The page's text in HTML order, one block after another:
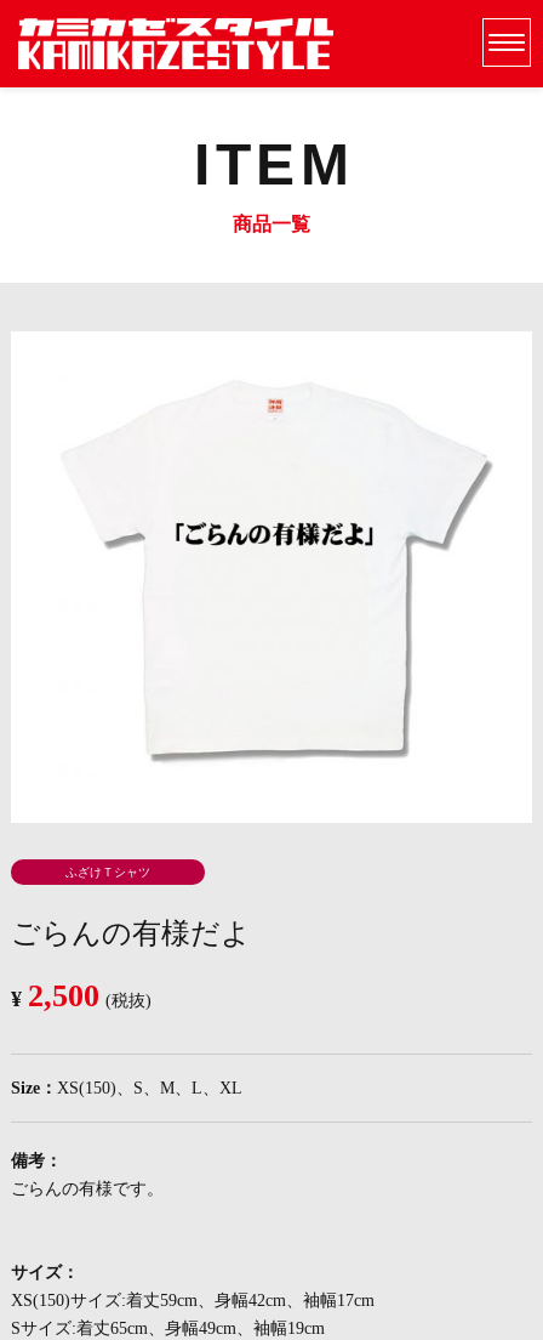
ITEM
商品一覧
ふざけＴシャツ
ごらんの有様だよ
¥ 2,500 (税抜)
Size： XS(150)、S、M、L、XL
備考：
ごらんの有様です。
サイズ：
XS(150)サイズ:着丈59cm、身幅42cm、袖幅17cm
Sサイズ:着丈65cm、身幅49cm、袖幅19cm